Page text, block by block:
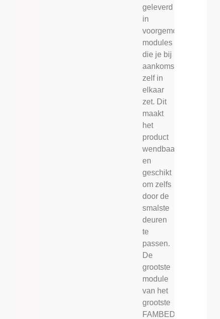
geleverd
in
voorgemonteerde
modules
die je bij
aankomst
zelf in
elkaar
zet. Dit
maakt
het
product
wendbaar
en
geschikt
om zelfs
door de
smalste
deuren
te
passen.
De
grootste
module
van het
grootste
FAMBED®